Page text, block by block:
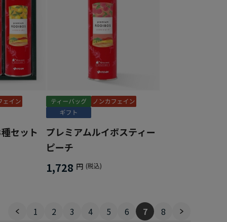
セット
プレミアムルイボスティー
ピーチ
1,728 円 (税込)
1 2 3 4 5 6 7 8